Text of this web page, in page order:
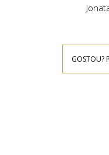
GOSTOU?